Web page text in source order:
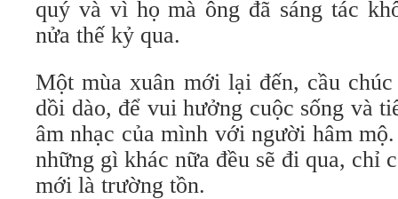
quý và vì họ mà ông đã sáng tác
nửa thế kỷ qua.
Một mùa xuân mới lại đến, cầu
dồi dào, để vui hưởng cuộc sống và
âm nhạc của mình với người hâm
những gì khác nữa đều sẽ đi qua, chỉ
mới là trường tồn.